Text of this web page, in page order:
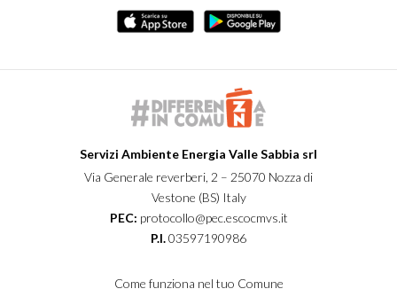
Servizi Ambiente Energia Valle Sabbia srl
Via Generale reverberi, 2 – 25070 Nozza di
Vestone (BS) Italy
PEC: protocollo@pec.escocmvs.it
P.I.03597190986
Come funziona nel tuo Comune